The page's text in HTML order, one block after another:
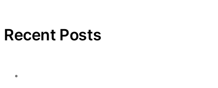
Recent Posts